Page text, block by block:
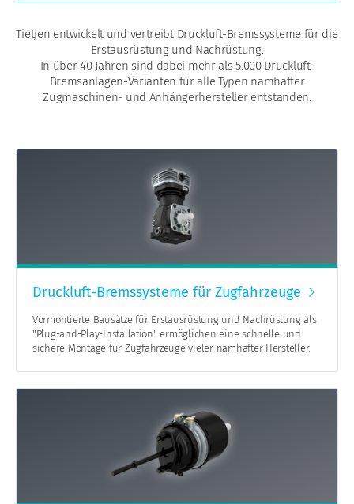
Tietjen entwickelt und vertreibt Druckluft-Bremssysteme für die
Erstausrüstung und Nachrüstung.
In über 40 Jahren sind dabei mehr als 5.000 Druckluft-
Bremsanlagen-Varianten für alle Typen namhafter
Zugmaschinen- und Anhängerhersteller entstanden.
Druckluft-Bremssysteme für Zugfahrzeuge
Vormontierte Bausätze für Erstausrüstung und Nachrüstung als
"Plug-and-Play-Installation" ermöglichen eine schnelle und
sichere Montage für Zugfahrzeuge vieler namhafter Hersteller.